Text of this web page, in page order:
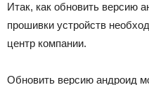
Итак, как обновить версию
прошивки устройств
центр компании.
Обновить версию андроид